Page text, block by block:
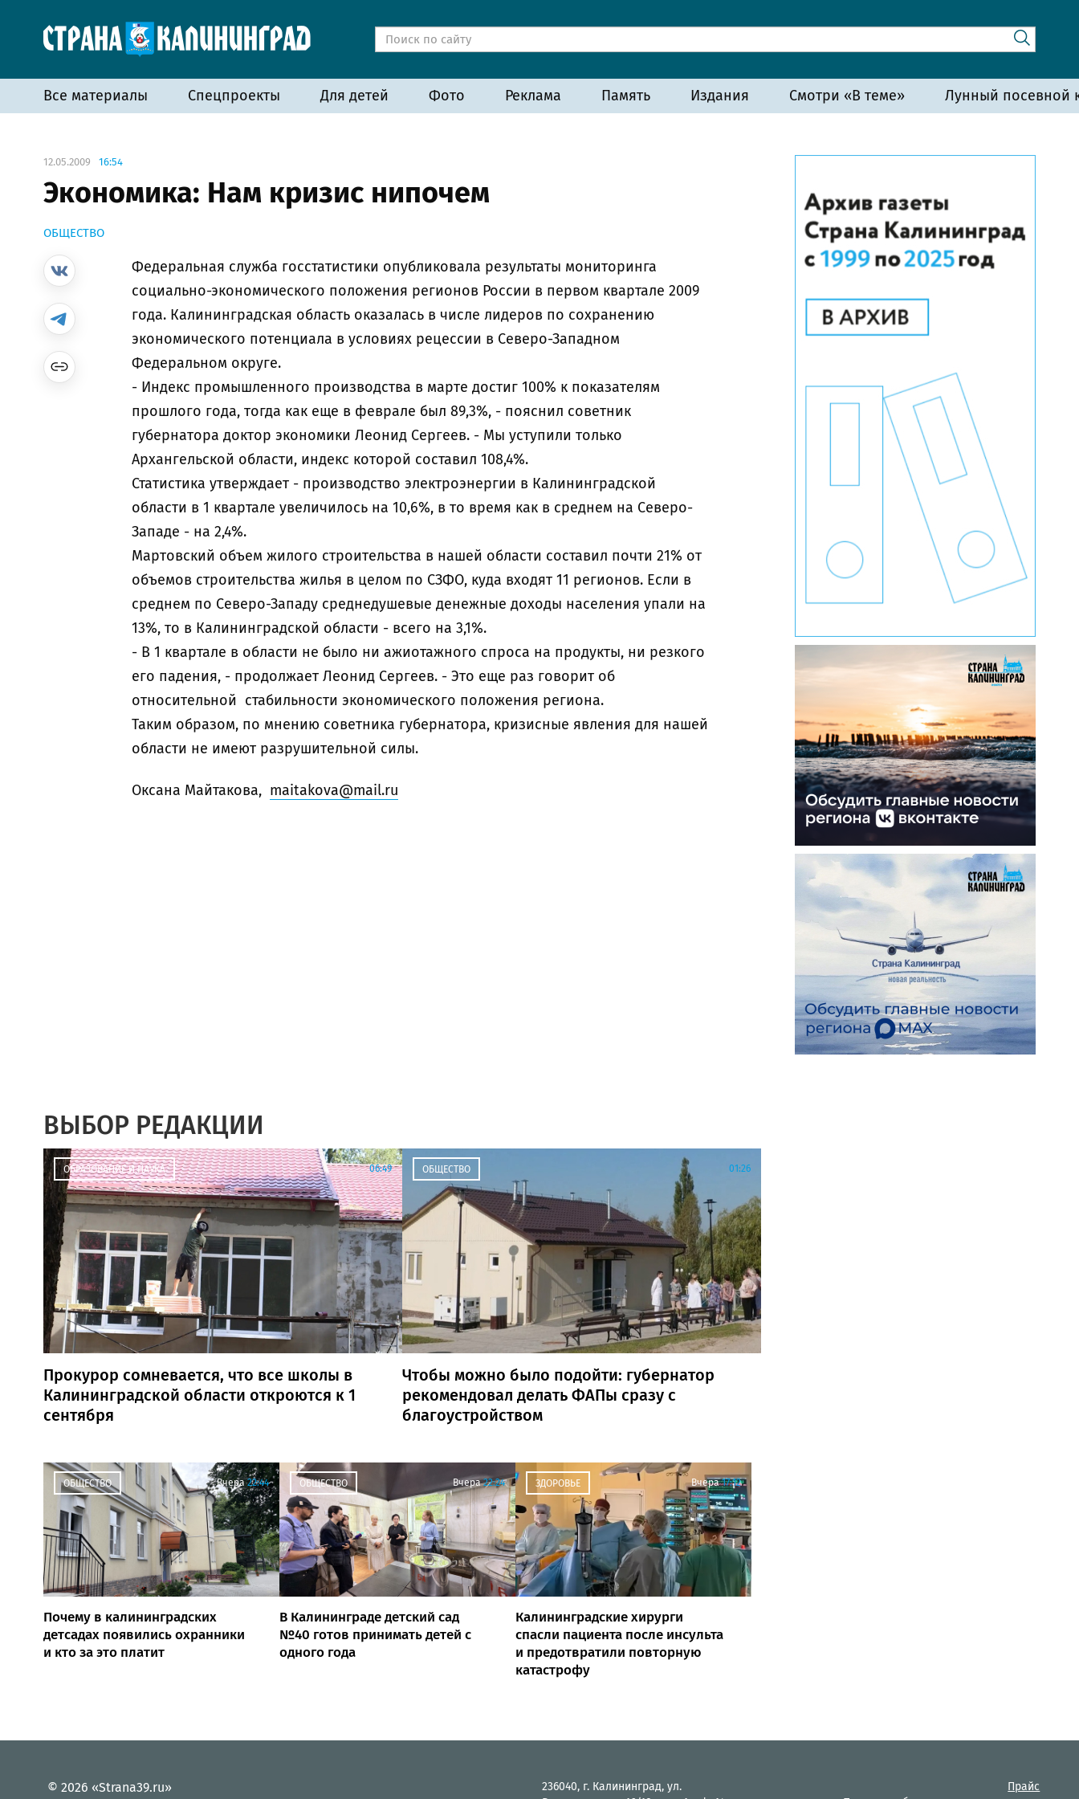
Все материалы Спецпроекты Для детей Фото Реклама Память Издания Смотри «В теме» Лунный посевной
12.05.2009 16:54
Экономика: Нам кризис нипочем
ОБЩЕСТВО
Федеральная служба госстатистики опубликовала результаты мониторинга
социально-экономического положения регионов России в первом квартале 2009
года. Калининградская область оказалась в числе лидеров по сохранению
экономического потенциала в условиях рецессии в Северо-Западном
Федеральном округе.
- Индекс промышленного производства в марте достиг 100% к показателям
прошлого года, тогда как еще в феврале был 89,3%, - пояснил советник
губернатора доктор экономики Леонид Сергеев. - Мы уступили только
Архангельской области, индекс которой составил 108,4%.
Статистика утверждает - производство электроэнергии в Калининградской
области в 1 квартале увеличилось на 10,6%, в то время как в среднем на Северо-
Западе - на 2,4%.
Мартовский объем жилого строительства в нашей области составил почти 21% от
объемов строительства жилья в целом по СЗФО, куда входят 11 регионов. Если в
среднем по Северо-Западу среднедушевые денежные доходы населения упали на
13%, то в Калининградской области - всего на 3,1%.
- В 1 квартале в области не было ни ажиотажного спроса на продукты, ни резкого
его падения, - продолжает Леонид Сергеев. - Это еще раз говорит об
относительной стабильности экономического положения региона.
Таким образом, по мнению советника губернатора, кризисные явления для нашей
области не имеют разрушительной силы.
Оксана Майтакова, maitakova@mail.ru
ВЫБОР РЕДАКЦИИ
ОБРАЗОВАНИЕ И НАУКА 06:49
Прокурор сомневается, что все школы в
Калининградской области откроются к 1
сентября
ОБЩЕСТВО 01:26
Чтобы можно было подойти: губернатор
рекомендовал делать ФАПы сразу с
благоустройством
ОБЩЕСТВО Вчера 22:44
Почему в калининградских
детсадах появились охранники
и кто за это платит
ОБЩЕСТВО Вчера 22:24
В Калининграде детский сад
№40 готов принимать детей с
одного года
ЗДОРОВЬЕ Вчера 17:12
Калининградские хирурги
спасли пациента после инсульта
и предотвратили повторную
катастрофу
© 2026 «Strana39.ru»
236040, г. Калининград, ул.
Прайс